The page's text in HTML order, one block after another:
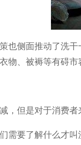
也侧面推动了洗
物、被褥等有碍
，但是对于消费
需要了解什么才